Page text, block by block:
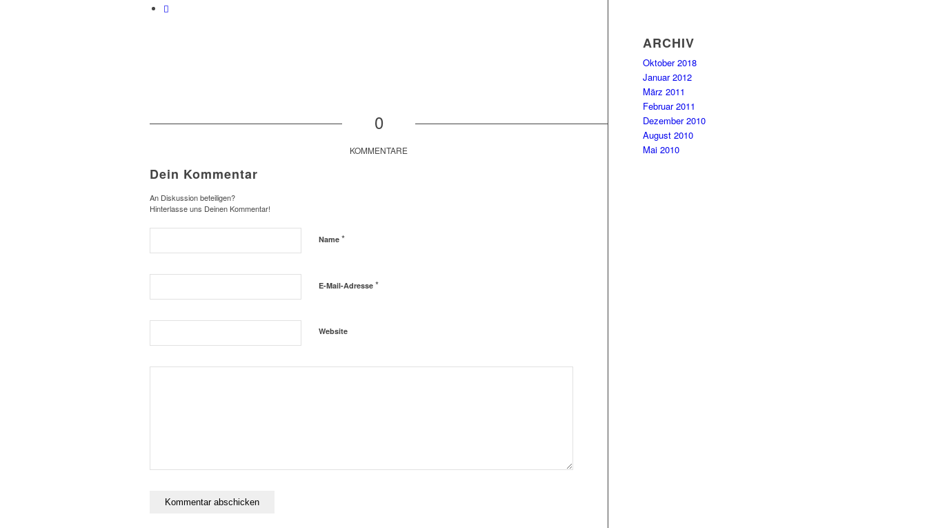
0
KOMMENTARE
Dein Kommentar
An Diskussion beteiligen?
Hinterlasse uns Deinen Kommentar!
Name *
E-Mail-Adresse *
Website
ARCHIV
Oktober 2018
Januar 2012
März 2011
Februar 2011
Dezember 2010
August 2010
Mai 2010